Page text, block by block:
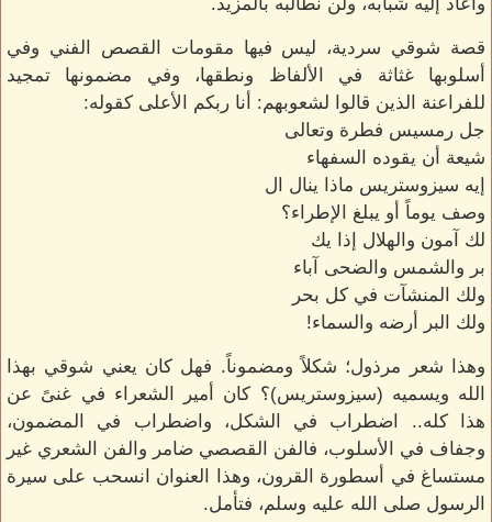
قصة شوقي سردية، ليس فيها مقومات القصص الفني وفي
أسلوبها غثاثة في الألفاظ ونطقها، وفي مضمونها تمجيد
للفراعنة الذين قالوا لشعوبهم: أنا ربكم الأعلى كقوله:
جل رمسيس فطرة وتعالى
شيعة أن يقوده السفهاء
إيه سيزوستريس ماذا ينال ال
وصف يوماً أو يبلغ الإطراء؟
لك آمون والهلال إذا يك
بر والشمس والضحى آباء
ولك المنشآت في كل بحر
ولك البر أرضه والسماء!
وهذا شعر مرذول؛ شكلاً ومضموناً. فهل كان يعني شوقي بهذا
الله ويسميه (سيزوستريس)؟ كان أمير الشعراء في غنىً عن
هذا كله.. اضطراب في الشكل، واضطراب في المضمون،
وجفاف في الأسلوب، فالفن القصصي ضامر والفن الشعري غير
مستساغ في أسطورة القرون، وهذا العنوان انسحب على سيرة
الرسول صلى الله عليه وسلم، فتأمل.